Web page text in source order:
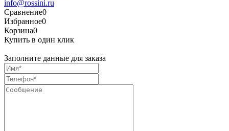
info@rossini.ru
Сравнение0
Избранное0
Корзина0
Купить в один клик
Заполните данные для заказа